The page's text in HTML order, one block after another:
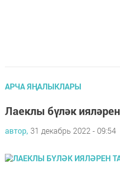
АРЧА ЯҢАЛЫКЛАРЫ
Лаеклы бүләк
автор, 31 декабрь 2022 - 09:54